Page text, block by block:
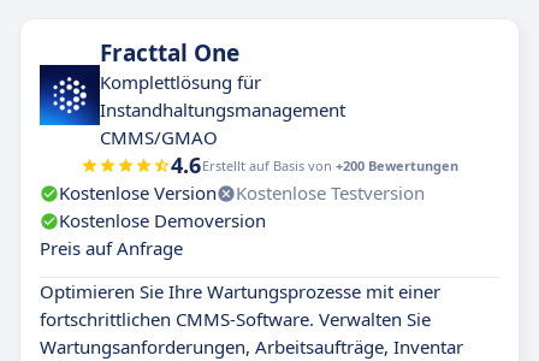
Fracttal One
Komplettlösung für
Instandhaltungsmanagement
CMMS/GMAO
4.6Erstellt auf Basis von +200 Bewertungen
Kostenlose Version
Kostenlose Testversion
Kostenlose Demoversion
Preis auf Anfrage
Optimieren Sie Ihre Wartungsprozesse mit einer
fortschrittlichen CMMS-Software. Verwalten Sie
Wartungsanforderungen, Arbeitsaufträge, Inventar